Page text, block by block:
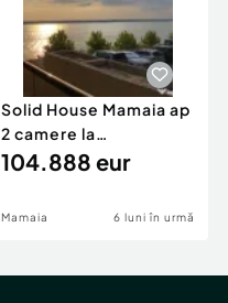
Solid House Mamaia ap
2 camere la
cheie,langa Mega
104.888 eur
Mamaia 6 luni în urmă